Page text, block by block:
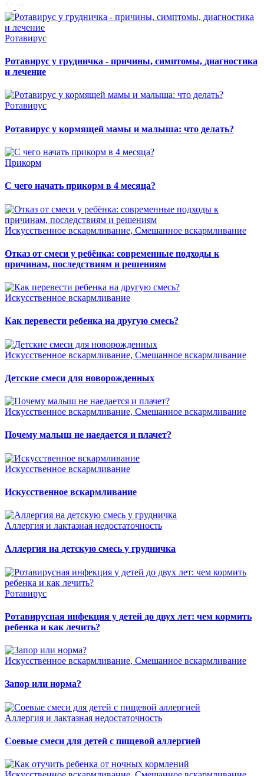
Ротавирус
Ротавирус у грудничка - причины, симптомы, диагностика
и лечение
Ротавирус
Ротавирус у кормящей мамы и малыша: что делать?
Прикорм
С чего начать прикорм в 4 месяца?
Искусственное вскармливание, Смешанное вскармливание
Отказ от смеси у ребёнка: современные подходы к
причинам, последствиям и решениям
Искусственное вскармливание
Как перевести ребенка на другую смесь?
Искусственное вскармливание, Смешанное вскармливание
Детские смеси для новорожденных
Искусственное вскармливание, Смешанное вскармливание
Почему малыш не наедается и плачет?
Искусственное вскармливание
Искусственное вскармливание
Аллергия и лактазная недостаточность
Аллергия на детскую смесь у грудничка
Ротавирус
Ротавирусная инфекция у детей до двух лет: чем кормить
ребенка и как лечить?
Искусственное вскармливание, Смешанное вскармливание
Запор или норма?
Аллергия и лактазная недостаточность
Соевые смеси для детей с пищевой аллергией